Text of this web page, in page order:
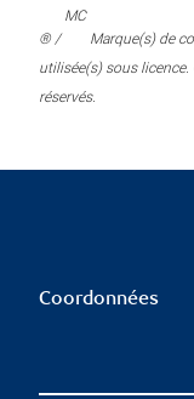
® /
MC
Marque(s) de
utilisée(s) sous
réservés.
Coordonnées